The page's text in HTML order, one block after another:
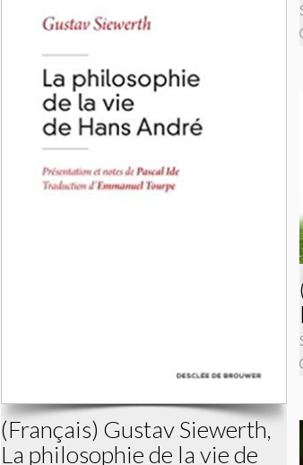
(Français) Gustav Siewerth,
La philosophie de la vie de